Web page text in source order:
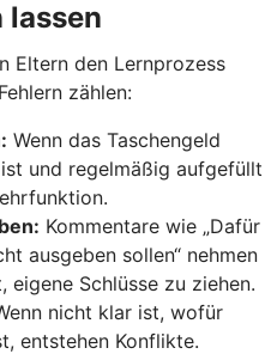
lassen
Eltern den Lernprozess
zählen:
Wenn das Taschengeld
und regelmäßig aufgefüllt
Kommentare wie „Dafür
ausgeben sollen“ nehmen
Schlüsse zu ziehen.
nicht klar ist, wofür
entstehen Konflikte.